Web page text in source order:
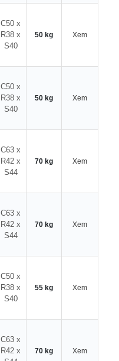
C50 x
R38 x
S40
50 kg Xem
C50 x
R38 x
S40
50 kg Xem
C63 x
R42 x
S44
70 kg Xem
C63 x
R42 x
S44
70 kg Xem
C50 x
R38 x
S40
55 kg Xem
C63 x
R42 x
70 kg Xem